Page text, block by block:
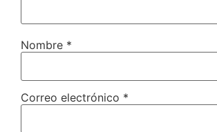
Nombre *
Correo electrónico *